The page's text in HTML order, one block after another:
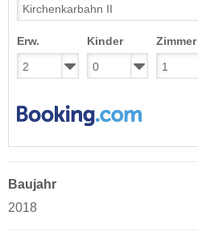
Erw. Kinder Zimmer
Baujahr
2018